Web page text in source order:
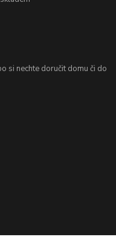
si nechte doručit domu či do